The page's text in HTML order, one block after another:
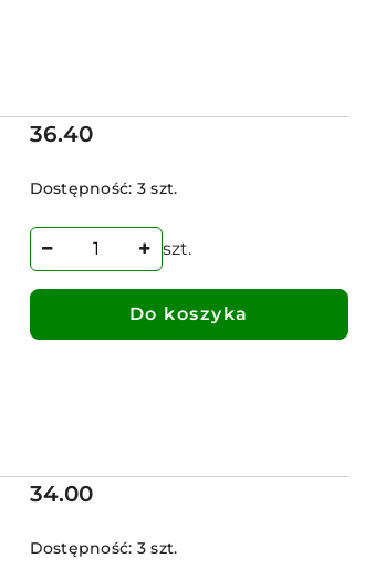
Cena:
36.40
Dostępność: 3 szt.
szt.
Do koszyka
Cena:
34.00
Dostępność: 3 szt.